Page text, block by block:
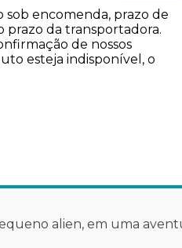
sob encomenda, prazo de
prazo da transportadora.
de nossos
esteja indisponível, o
alien, em uma